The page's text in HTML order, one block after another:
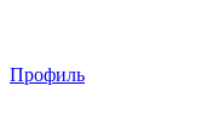
Профиль